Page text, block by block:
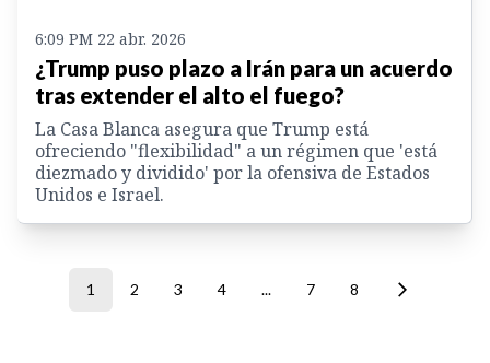
6:09 PM 22 abr. 2026
¿Trump puso plazo a Irán para un acuerdo
tras extender el alto el fuego?
La Casa Blanca asegura que Trump está
ofreciendo "flexibilidad" a un régimen que 'está
diezmado y dividido' por la ofensiva de Estados
Unidos e Israel.
1 2 3 4 ... 7 8